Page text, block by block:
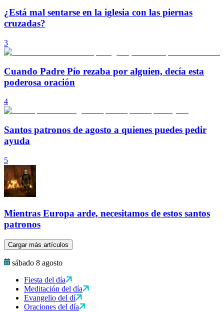
¿Está mal sentarse en la iglesia con las piernas
cruzadas?
3
Cuando Padre Pío rezaba por alguien, decía esta
poderosa oración
4
Santos patronos de agosto a quienes puedes pedir
ayuda
5
Mientras Europa arde, necesitamos de estos santos
patronos
Cargar más artículos
sábado 8 agosto
Fiesta del día
Meditación del día
Evangelio del dí
Oraciones del día